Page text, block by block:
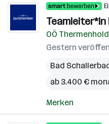
Teamleiter*in
OÖ
Gestern
Bad
ab 3.400 €
Merken